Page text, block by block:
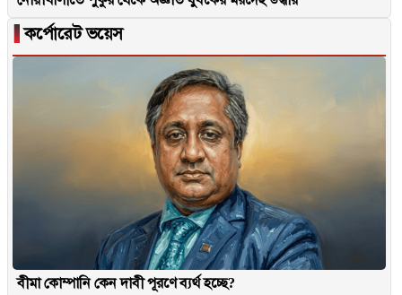
▐কর্পোরেট ভয়েস
বীমা কোম্পানি কেন দাবী পূরণে ব্যর্থ হচ্ছে?